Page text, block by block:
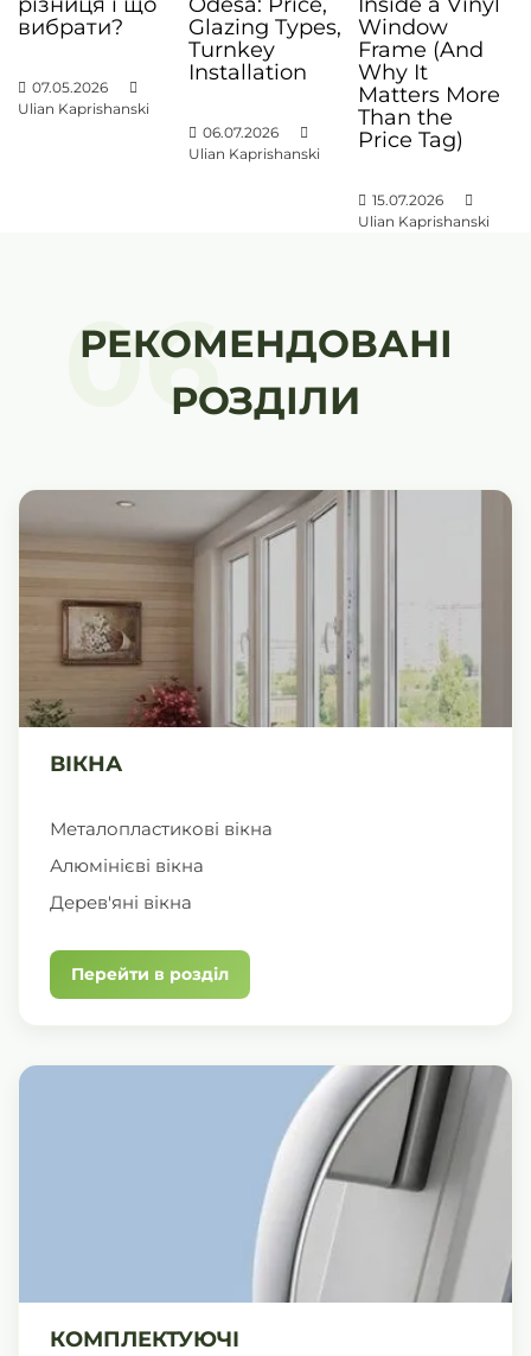
с
і
в
різниця і що
вибрати?
07.05.2026
Ulian Kaprishanski
Odesa: Price,
Glazing Types,
Turnkey
Installation
06.07.2026
Ulian Kaprishanski
Inside a Vinyl
Window
Frame (And
Why It
Matters More
Than the
Price Tag)
15.07.2026
Ulian Kaprishanski
06
РЕКОМЕНДОВАНІ
РОЗДІЛИ
ВІКНА
Металопластикові вікна
Алюмінієві вікна
Дерев'яні вікна
Перейти в розділ
КОМПЛЕКТУЮЧІ